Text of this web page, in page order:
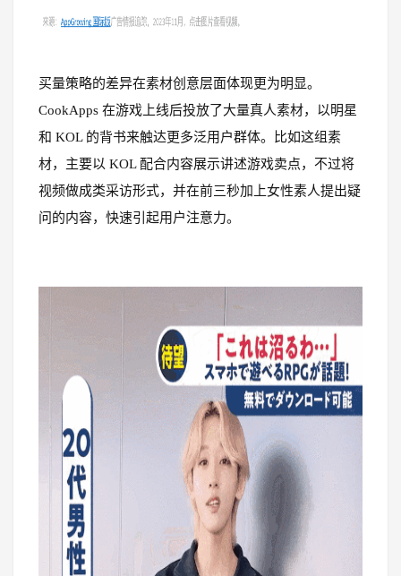
买量策略的差异在素材创意层面体现更为明显。
CookApps 在游戏上线后投放了大量真人素材，以明星
和 KOL 的背书来触达更多泛用户群体。比如这组素
材，主要以 KOL 配合内容展示讲述游戏卖点，不过将
视频做成类采访形式，并在前三秒加上女性素人提出疑
问的内容，快速引起用户注意力。